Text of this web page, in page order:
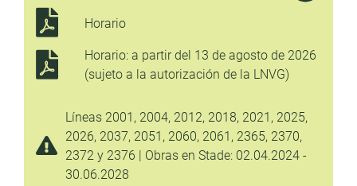
Horario
Horario: a partir del 13 de agosto de 2026
(sujeto a la autorización de la LNVG)
Líneas 2001, 2004, 2012, 2018, 2021, 2025,
2026, 2037, 2051, 2060, 2061, 2365, 2370,
2372 y 2376 | Obras en Stade: 02.04.2024 -
30.06.2028